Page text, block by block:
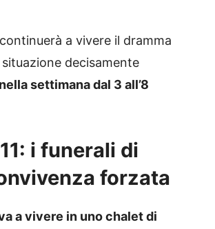
a vivere il dramma
decisamente
settimana dal 3 all’8
i funerali di
forzata
a vivere in uno chalet di